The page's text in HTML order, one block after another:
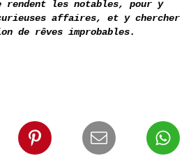
rendent les notables, pour y
affaires, et y chercher
de rêves improbables.